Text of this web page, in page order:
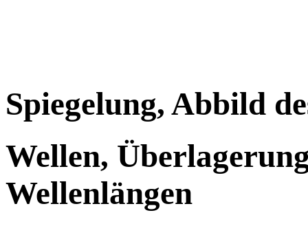
Spiegelung, Abbild
Wellen,
Wellenlängen